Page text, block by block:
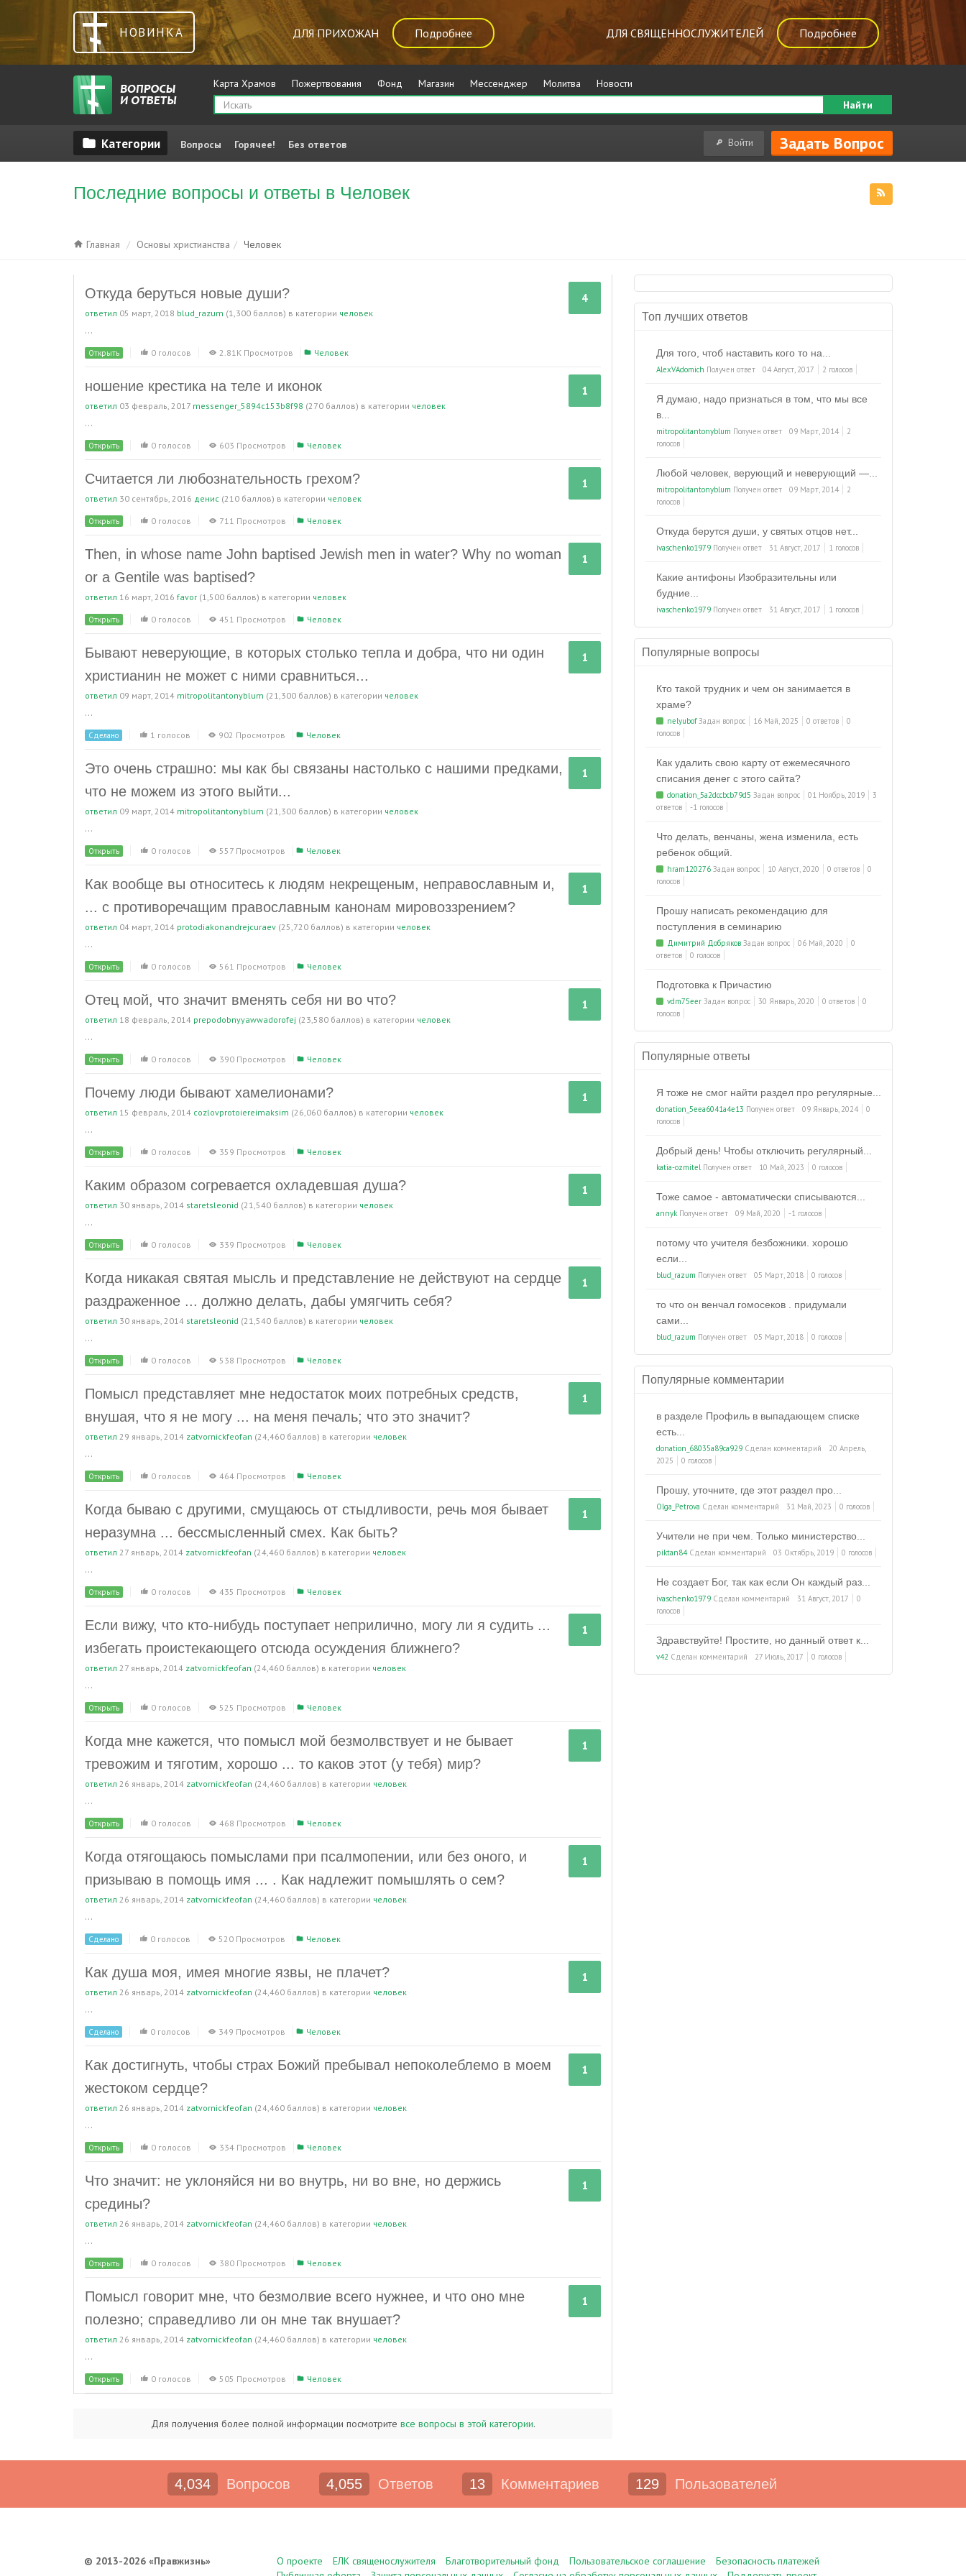
НОВИНКА ДЛЯ ПРИХОЖАН Подробнее ДЛЯ СВЯЩЕННОСЛУЖИТЕЛЕЙ Подробнее
Карта Храмов Пожертвования Фонд Магазин Мессенджер Молитва
Новости
Найти
Вопросы Горячее! Без ответов Войти Задать Вопрос
Последние вопросы и ответы в Человек
Главная Основы христианства Человек
4
Откуда беруться новые души?
ответил 05 март, 2018 blud_razum (1,300 баллов) в категории человек
...
Открыть 0 голосов 2.81K Просмотров Человек
1
ношение крестика на теле и иконок
ответил 03 февраль, 2017 messenger_5894c153b8f98 (270 баллов) в категории человек
...
Открыть 0 голосов 603 Просмотров Человек
1
Считается ли любознательность грехом?
ответил 30 сентябрь, 2016 денис (210 баллов) в категории человек
Открыть 0 голосов 711 Просмотров Человек
1
Then, in whose name John baptised Jewish men in water? Why no woman
or a Gentile was baptised?
ответил 16 март, 2016 favor (1,500 баллов) в категории человек
Открыть 0 голосов 451 Просмотров Человек
1
Бывают неверующие, в которых столько тепла и добра, что ни один
христианин не может с ними сравниться...
ответил 09 март, 2014 mitropolitantonyblum (21,300 баллов) в категории человек
...
Сделано 1 голосов 902 Просмотров Человек
1
Это очень страшно: мы как бы связаны настолько с нашими предками,
что не можем из этого выйти...
ответил 09 март, 2014 mitropolitantonyblum (21,300 баллов) в категории человек
...
Открыть 0 голосов 557 Просмотров Человек
1
Как вообще вы относитесь к людям некрещеным, неправославным и,
... с противоречащим православным канонам мировоззрением?
ответил 04 март, 2014 protodiakonandrejcuraev (25,720 баллов) в категории человек
...
Открыть 0 голосов 561 Просмотров Человек
1
Отец мой, что значит вменять себя ни во что?
ответил 18 февраль, 2014 prepodobnyyawwadorofej (23,580 баллов) в категории человек
...
Открыть 0 голосов 390 Просмотров Человек
1
Почему люди бывают хамелионами?
ответил 15 февраль, 2014 cozlovprotoiereimaksim (26,060 баллов) в категории человек
...
Открыть 0 голосов 359 Просмотров Человек
1
Каким образом согревается охладевшая душа?
ответил 30 январь, 2014 staretsleonid (21,540 баллов) в категории человек
...
Открыть 0 голосов 339 Просмотров Человек
1
Когда никакая святая мысль и представление не действуют на сердце
раздраженное ... должно делать, дабы умягчить себя?
ответил 30 январь, 2014 staretsleonid (21,540 баллов) в категории человек
...
Открыть 0 голосов 538 Просмотров Человек
1
Помысл представляет мне недостаток моих потребных средств,
внушая, что я не могу ... на меня печаль; что это значит?
ответил 29 январь, 2014 zatvornickfeofan (24,460 баллов) в категории человек
...
Открыть 0 голосов 464 Просмотров Человек
1
Когда бываю с другими, смущаюсь от стыдливости, речь моя бывает
неразумна ... бессмысленный смех. Как быть?
ответил 27 январь, 2014 zatvornickfeofan (24,460 баллов) в категории человек
...
Открыть 0 голосов 435 Просмотров Человек
1
Если вижу, что кто-нибудь поступает неприлично, могу ли я судить ...
избегать проистекающего отсюда осуждения ближнего?
ответил 27 январь, 2014 zatvornickfeofan (24,460 баллов) в категории человек
...
Открыть 0 голосов 525 Просмотров Человек
1
Когда мне кажется, что помысл мой безмолвствует и не бывает
тревожим и тяготим, хорошо ... то каков этот (у тебя) мир?
ответил 26 январь, 2014 zatvornickfeofan (24,460 баллов) в категории человек
...
Открыть 0 голосов 468 Просмотров Человек
1
Когда отягощаюсь помыслами при псалмопении, или без оного, и
призываю в помощь имя ... . Как надлежит помышлять о сем?
ответил 26 январь, 2014 zatvornickfeofan (24,460 баллов) в категории человек
...
Сделано 0 голосов 520 Просмотров Человек
1
Как душа моя, имея многие язвы, не плачет?
ответил 26 январь, 2014 zatvornickfeofan (24,460 баллов) в категории человек
...
Сделано 0 голосов 349 Просмотров Человек
1
Как достигнуть, чтобы страх Божий пребывал непоколеблемо в моем
жестоком сердце?
ответил 26 январь, 2014 zatvornickfeofan (24,460 баллов) в категории человек
...
Открыть 0 голосов 334 Просмотров Человек
1
Что значит: не уклоняйся ни во внутрь, ни во вне, но держись
средины?
ответил 26 январь, 2014 zatvornickfeofan (24,460 баллов) в категории человек
...
Открыть 0 голосов 380 Просмотров Человек
1
Помысл говорит мне, что безмолвие всего нужнее, и что оно мне
полезно; справедливо ли он мне так внушает?
ответил 26 январь, 2014 zatvornickfeofan (24,460 баллов) в категории человек
...
Открыть 0 голосов 505 Просмотров Человек
Для получения более полной информации посмотрите все вопросы в этой категории.
Топ лучших ответов
Для того, чтоб наставить кого то на...
AlexVAdomich Получен ответ 04 Август, 2017 2 голосов
Я думаю, надо признаться в том, что мы все
в...
mitropolitantonyblum Получен ответ 09 Март, 2014
2
голосов
Любой человек, верующий и неверующий —...
mitropolitantonyblum Получен ответ 09 Март, 2014
2
голосов
Откуда берутся души, у святых отцов нет...
ivaschenko1979 Получен ответ 31 Август, 2017 1 голосов
Какие антифоны Изобразительны или
будние...
ivaschenko1979 Получен ответ 31 Август, 2017 1 голосов
Популярные вопросы
Кто такой трудник и чем он занимается в
храме?
nelyubofЗадан вопрос 16 Май, 2025 0 ответов
0
голосов
Как удалить свою карту от ежемесячного
списания денег с этого сайта?
donation_5a2dccbcb79d5 Задан вопрос 01 Ноябрь, 2019
3
ответов
-1 голосов
Что делать, венчаны, жена изменила, есть
ребенок общий.
hram120276 Задан вопрос 10 Август, 2020 0 ответов
0
голосов
Прошу написать рекомендацию для
поступления в семинарию
Димитрий Добряков Задан вопрос 06 Май, 2020
0
ответов
0 голосов
Подготовка к Причастию
vdm75eer Задан вопрос 30 Январь, 2020 0 ответов
0
голосов
Популярные ответы
Я тоже не смог найти раздел про регулярные...
donation_5eea6041a4e13 Получен ответ 09 Январь, 2024
0
голосов
Добрый день! Чтобы отключить регулярный...
katia-ozmitelПолучен ответ 10 Май, 2023 0 голосов
Тоже самое - автоматически списываются...
annyk Получен ответ 09 Май, 2020 -1 голосов
потому что учителя безбожники. хорошо
если...
blud_razum Получен ответ 05 Март, 2018 0 голосов
то что он венчал гомосеков . придумали
сами...
blud_razum Получен ответ 05 Март, 2018 0 голосов
Популярные комментарии
в разделе Профиль в выпадающем списке
есть...
donation_68035a89ca929 Сделан комментарий
20 Апрель,
2025
0 голосов
Прошу, уточните, где этот раздел про...
Olga_Petrova Сделан комментарий 31 Май, 2023 0 голосов
Учители не при чем. Только министерство...
piktan84Сделан комментарий 03 Октябрь, 2019 0 голосов
Не создает Бог, так как если Он каждый раз...
ivaschenko1979 Сделан комментарий 31 Август, 2017
0
голосов
Здравствуйте! Простите, но данный ответ к...
v42 Сделан комментарий 27 Июль, 2017 0 голосов
4,034 Вопросов 4,055 Ответов 13 Комментариев 129 Пользователей
© 2013-2026 «Правжизнь» О проекте ЕЛК священослужителя Благотворительный фонд Пользовательское соглашение
Безопасность платежей